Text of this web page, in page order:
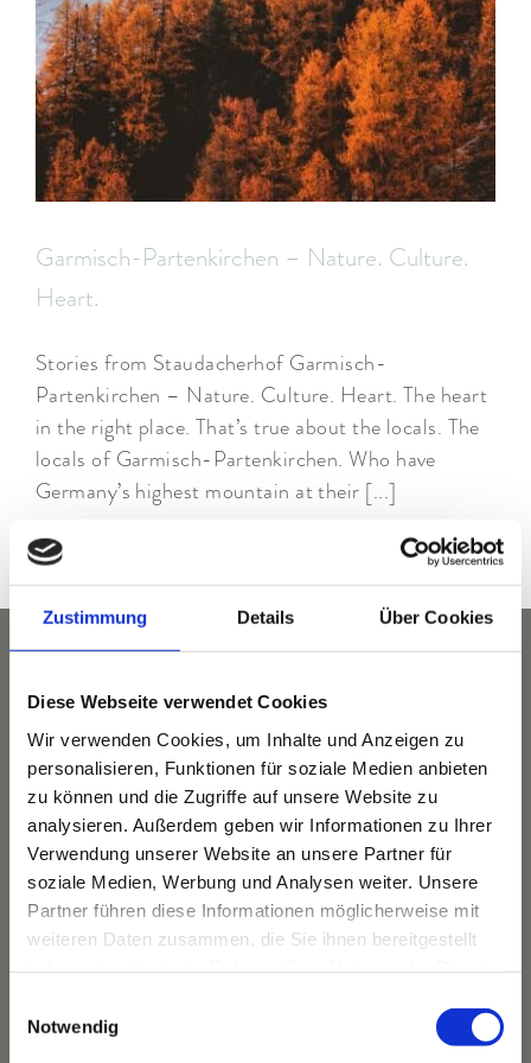
Zustimmung Details Über Cookies
Diese Webseite verwendet Cookies
Wir verwenden Cookies, um Inhalte und Anzeigen zu
personalisieren, Funktionen für soziale Medien anbieten
zu können und die Zugriffe auf unsere Website zu
analysieren. Außerdem geben wir Informationen zu Ihrer
Verwendung unserer Website an unsere Partner für
soziale Medien, Werbung und Analysen weiter. Unsere
Partner führen diese Informationen möglicherweise mit
weiteren Daten zusammen, die Sie ihnen bereitgestellt
Notwendig
ARRANGEMENTS
WISSENSWERTES
Garmisch-Partenkirchen – Nature. Culture.
Heart.
Stories from Staudacherhof Garmisch-
Partenkirchen – Nature. Culture. Heart. The heart
in the right place. That’s true about the locals. The
locals of Garmisch-Partenkirchen. Who have
Germany’s highest mountain at their [...]
Das Hotel
Ihre Gastgeber